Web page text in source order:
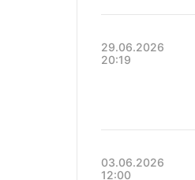
29.06.2026
20:19
03.06.2026
12:00